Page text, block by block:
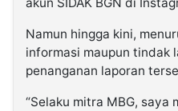
akun SIDAK BGN di
Namun hingga kini,
informasi maupun tindak
penanganan laporan
“Selaku mitra MBG, saya